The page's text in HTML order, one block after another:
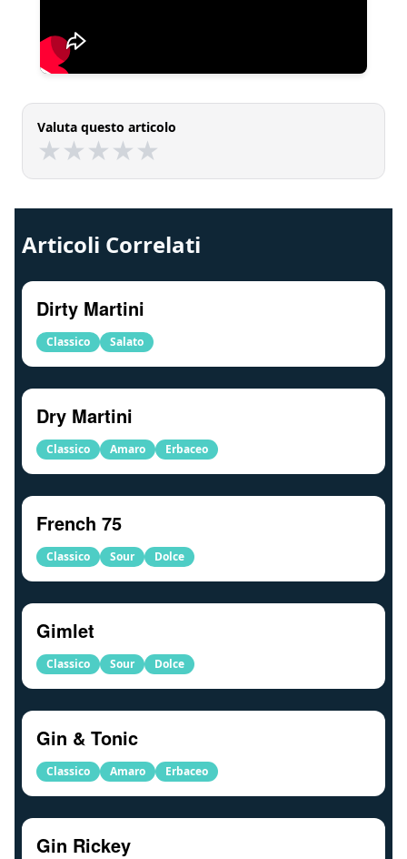
Valuta questo articolo
★
★★
★★
★★
★★
★
Articoli Correlati
Dirty Martini
Classico Salato
Dry Martini
Classico Amaro Erbaceo
French 75
Classico Sour Dolce
Gimlet
Classico Sour Dolce
Gin & Tonic
Classico Amaro Erbaceo
Gin Rickey